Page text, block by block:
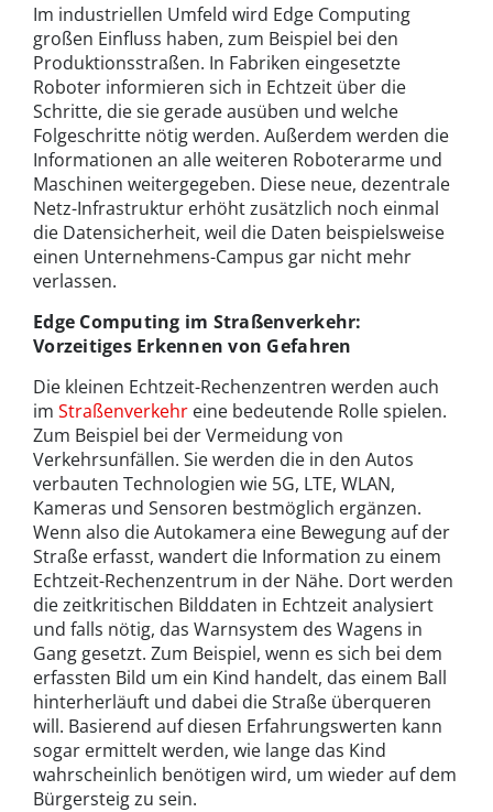
Im industriellen Umfeld wird Edge Computing
großen Einfluss haben, zum Beispiel bei den
Produktionsstraßen. In Fabriken eingesetzte
Roboter informieren sich in Echtzeit über die
Schritte, die sie gerade ausüben und welche
Folgeschritte nötig werden. Außerdem werden die
Informationen an alle weiteren Roboterarme und
Maschinen weitergegeben. Diese neue, dezentrale
Netz-Infrastruktur erhöht zusätzlich noch einmal
die Datensicherheit, weil die Daten beispielsweise
einen Unternehmens-Campus gar nicht mehr
verlassen.
Edge Computing im Straßenverkehr:
Vorzeitiges Erkennen von Gefahren
Die kleinen Echtzeit-Rechenzentren werden auch
im Straßenverkehr eine bedeutende Rolle spielen.
Zum Beispiel bei der Vermeidung von
Verkehrsunfällen. Sie werden die in den Autos
verbauten Technologien wie 5G, LTE, WLAN,
Kameras und Sensoren bestmöglich ergänzen.
Wenn also die Autokamera eine Bewegung auf der
Straße erfasst, wandert die Information zu einem
Echtzeit-Rechenzentrum in der Nähe. Dort werden
die zeitkritischen Bilddaten in Echtzeit analysiert
und falls nötig, das Warnsystem des Wagens in
Gang gesetzt. Zum Beispiel, wenn es sich bei dem
erfassten Bild um ein Kind handelt, das einem Ball
hinterherläuft und dabei die Straße überqueren
will. Basierend auf diesen Erfahrungswerten kann
sogar ermittelt werden, wie lange das Kind
wahrscheinlich benötigen wird, um wieder auf dem
Bürgersteig zu sein.